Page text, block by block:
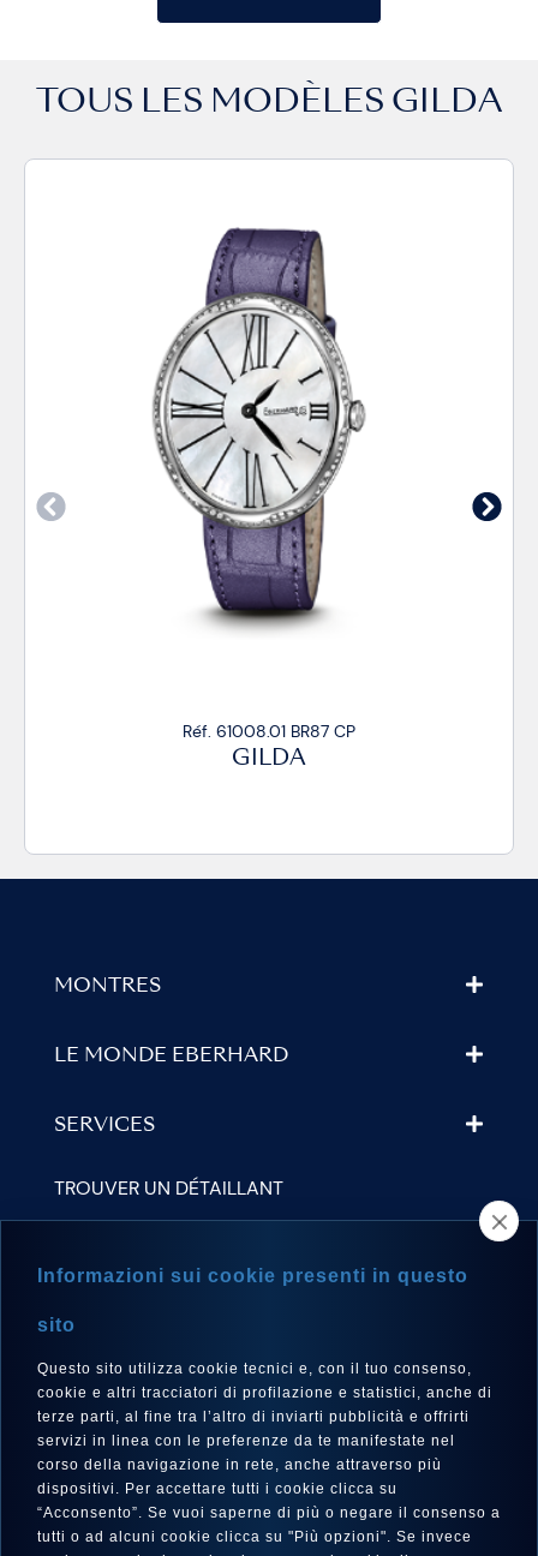
TOUS LES MODÈLES GILDA
Réf. 61008.01 BR87/R CP
MONTRES
LE MONDE EBERHARD
SERVICES
TROUVER UN DÉTAILLANT
Français
SUIVEZ-NOUS SUR
Informazioni sui cookie presenti in questo
sito
Questo sito utilizza cookie tecnici e, con il tuo consenso,
cookie e altri tracciatori di profilazione e statistici, anche di
terze parti, al fine tra l’altro di inviarti pubblicità e offrirti
servizi in linea con le preferenze da te manifestate nel
corso della navigazione in rete, anche attraverso più
dispositivi. Per accettare tutti i cookie clicca su
“Acconsento”. Se vuoi saperne di più o negare il consenso a
tutti o ad alcuni cookie clicca su "Più opzioni". Se invece